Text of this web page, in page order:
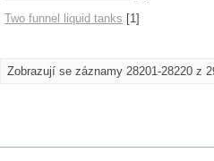
Two funnel liquid tanks [1]
Zobrazují se záznamy 28201-28220 z